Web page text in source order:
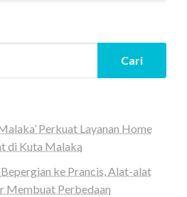
Cari
Perkuat Layanan Home
di Kuta Malaka
ke Prancis, Alat-alat
Membuat Perbedaan